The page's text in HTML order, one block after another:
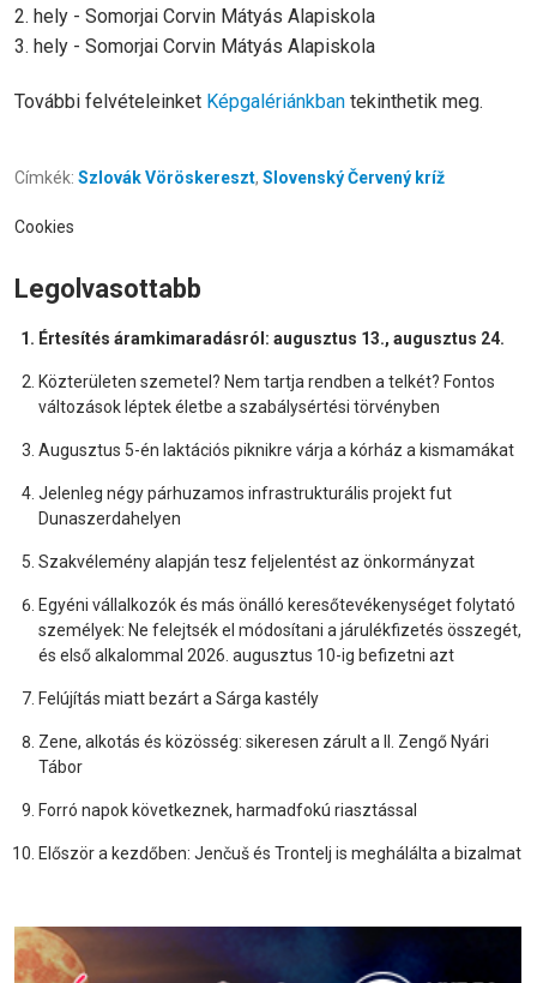
2. hely - Somorjai Corvin Mátyás Alapiskola
3. hely - Somorjai Corvin Mátyás Alapiskola
További felvételeinket Képgalériánkban tekinthetik meg.
Címkék: Szlovák Vöröskereszt, Slovenský Červený kríž
Cookies
Legolvasottabb
Értesítés áramkimaradásról: augusztus 13., augusztus 24.
Közterületen szemetel? Nem tartja rendben a telkét? Fontos
változások léptek életbe a szabálysértési törvényben
Augusztus 5-én laktációs piknikre várja a kórház a kismamákat
Jelenleg négy párhuzamos infrastrukturális projekt fut
Dunaszerdahelyen
Szakvélemény alapján tesz feljelentést az önkormányzat
Egyéni vállalkozók és más önálló keresőtevékenységet folytató
személyek: Ne felejtsék el módosítani a járulékfizetés összegét,
és első alkalommal 2026. augusztus 10-ig befizetni azt
Felújítás miatt bezárt a Sárga kastély
Zene, alkotás és közösség: sikeresen zárult a II. Zengő Nyári
Tábor
Forró napok következnek, harmadfokú riasztással
Először a kezdőben: Jenčuš és Trontelj is meghálálta a bizalmat